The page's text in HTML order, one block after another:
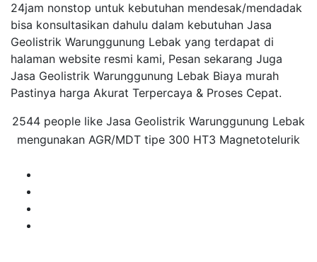
24jam nonstop untuk kebutuhan mendesak/mendadak
bisa konsultasikan dahulu dalam kebutuhan Jasa
Geolistrik Warunggunung Lebak yang terdapat di
halaman website resmi kami, Pesan sekarang Juga
Jasa Geolistrik Warunggunung Lebak Biaya murah
Pastinya harga Akurat Terpercaya & Proses Cepat.
2544 people like Jasa Geolistrik Warunggunung Lebak
mengunakan AGR/MDT tipe 300 HT3 Magnetotelurik